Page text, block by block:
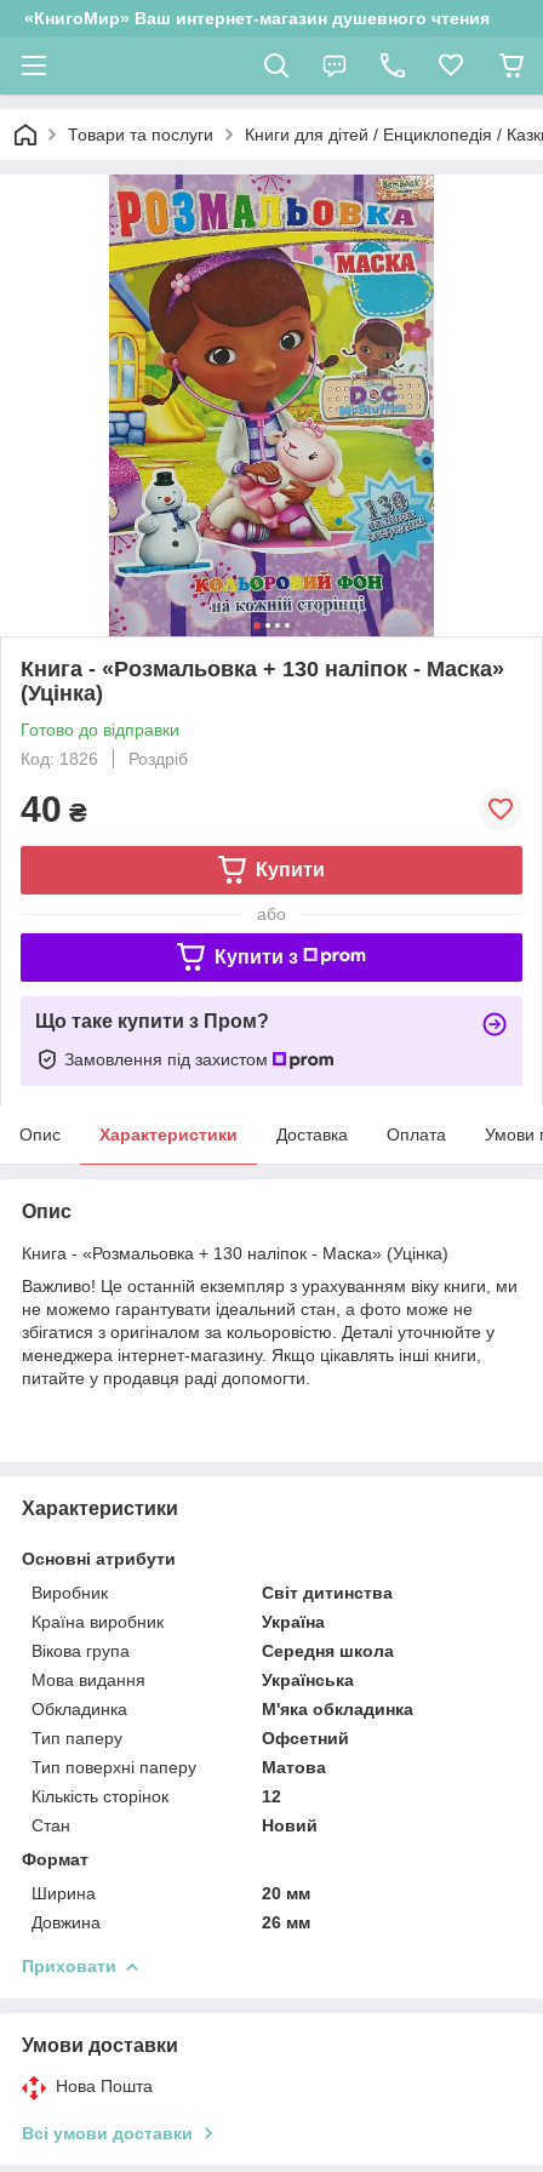
«КнигоМир» Ваш интернет-магазин душевного чтения
Товари та послуги Книги для дітей / Енциклопедія /
Книга - «Розмальовка + 130 наліпок - Маска»
(Уцінка)
Готово до відправки
Код: 1826
Роздріб
40 ₴
Купити
або
Купити з
Що таке купити з Пром?
Замовлення під захистом
Опис Характеристики Доставка Оплата Умови
Опис
Книга - «Розмальовка + 130 наліпок - Маска» (Уцінка)
Важливо! Це останній екземпляр з урахуванням віку книги, ми
не можемо гарантувати ідеальний стан, а фото може не
збігатися з оригіналом за кольоровістю. Деталі уточнюйте у
менеджера інтернет-магазину. Якщо цікавлять інші книги,
питайте у продавця раді допомогти.
Характеристики
Основні атрибути
Виробник
Світ дитинства
Країна виробник
Україна
Вікова група
Середня школа
Мова видання
Українська
Обкладинка
М'яка обкладинка
Тип паперу
Офсетний
Тип поверхні паперу
Матова
Кількість сторінок
12
Стан
Новий
Формат
Ширина
20 мм
Довжина
26 мм
Приховати
Умови доставки
Нова Пошта
Всі умови доставки